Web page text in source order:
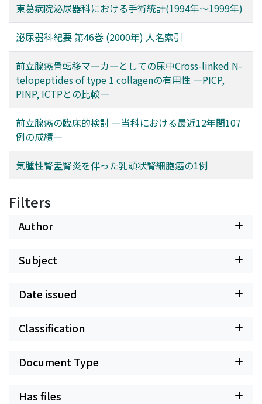
東葛病院泌尿器科における手術統計(1994年～1999年)
泌尿器科紀要 第46巻 (2000年) 人名索引
前立腺癌骨転移マーカーとしての尿中Cross-linked N-
telopeptides of type 1 collagenの有用性 ―PICP,
PINP, ICTPとの比較―
前立腺癌の臨床的検討 ―当科における最近12年間107
例の成績―
気腫性腎盂腎炎を伴った乳頭状腎細胞癌の1例
Filters
Author
Subject
Date issued
Classification
Document Type
Has files